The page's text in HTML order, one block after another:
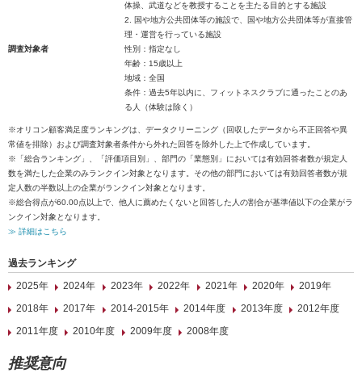
体操、武道などを教授することを主たる目的とする施設
2. 国や地方公共団体等の施設で、国や地方公共団体等が直接管
理・運営を行っている施設
調査対象者
性別：指定なし
年齢：15歳以上
地域：全国
条件：過去5年以内に、フィットネスクラブに通ったことのあ
る人（体験は除く）
※オリコン顧客満足度ランキングは、データクリーニング（回収したデータから不正回答や異
常値を排除）および調査対象者条件から外れた回答を除外した上で作成しています。
※「総合ランキング」、「評価項目別」、部門の「業態別」においては有効回答者数が規定人
数を満たした企業のみランクイン対象となります。その他の部門においては有効回答者数が規
定人数の半数以上の企業がランクイン対象となります。
※総合得点が60.00点以上で、他人に薦めたくないと回答した人の割合が基準値以下の企業がラ
ンクイン対象となります。
≫ 詳細はこちら
過去ランキング
2025年
2024年 2023年 2022年 2021年 2020年
2019年
2018年
2017年 2014-2015年 2014年度 2013年度
2012年度
2011年度
2010年度 2009年度 2008年度
推奨意向